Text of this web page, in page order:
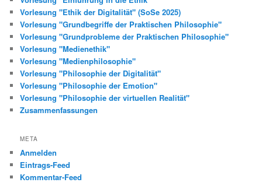
Vorlesung "Ethik der Digitalität" (SoSe 2025)
Vorlesung "Grundbegriffe der Praktischen Philosophie"
Vorlesung "Grundprobleme der Praktischen Philosophie"
Vorlesung "Medienethik"
Vorlesung "Medienphilosophie"
Vorlesung "Philosophie der Digitalität"
Vorlesung "Philosophie der Emotion"
Vorlesung "Philosophie der virtuellen Realität"
Zusammenfassungen
META
Anmelden
Eintrags-Feed
Kommentar-Feed